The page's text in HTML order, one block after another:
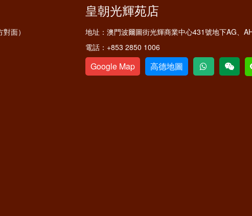
面）
皇朝光輝苑店
地址： 澳門波爾圖街光輝商業中心431號地下AG、
電話： +853 2850 1006
Google Map 高德地圖